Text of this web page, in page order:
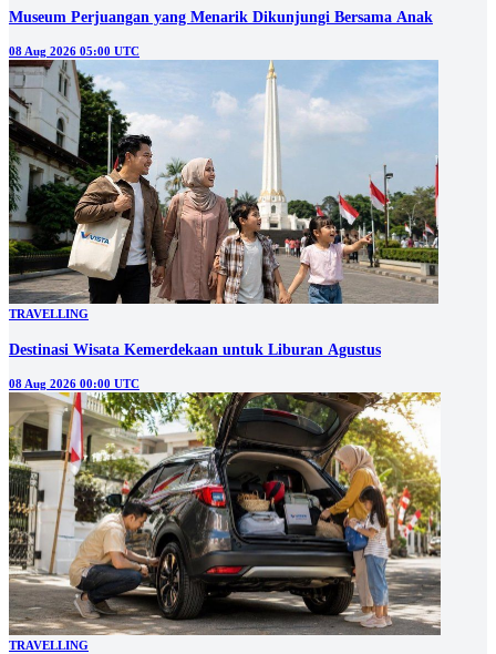
Museum Perjuangan yang Menarik Dikunjungi Bersama Anak
08 Aug 2026 05:00 UTC
TRAVELLING
Destinasi Wisata Kemerdekaan untuk Liburan Agustus
08 Aug 2026 00:00 UTC
TRAVELLING